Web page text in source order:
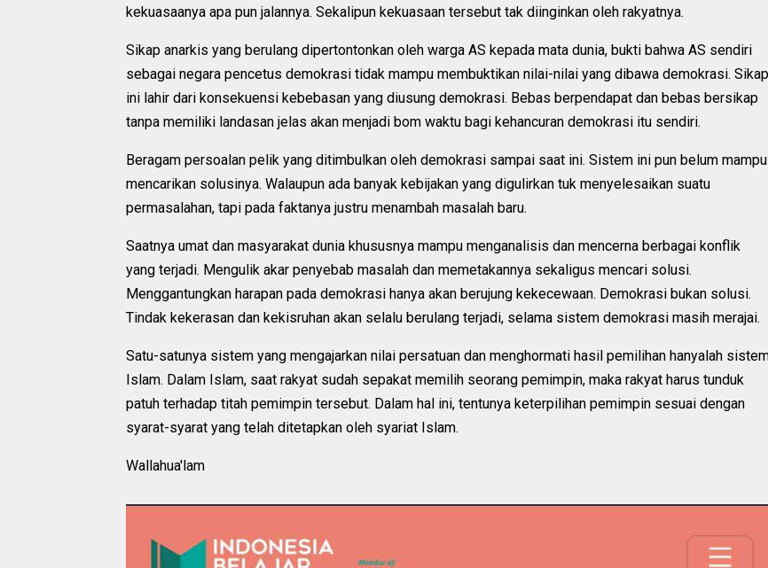
kekuasaanya apa pun jalannya. Sekalipun kekuasaan tersebut tak diinginkan oleh rakyatnya.
Sikap anarkis yang berulang dipertontonkan oleh warga AS kepada mata dunia, bukti bahwa AS sendiri
sebagai negara pencetus demokrasi tidak mampu membuktikan nilai-nilai yang dibawa demokrasi. Sikap
ini lahir dari konsekuensi kebebasan yang diusung demokrasi. Bebas berpendapat dan bebas bersikap
tanpa memiliki landasan jelas akan menjadi bom waktu bagi kehancuran demokrasi itu sendiri.
Beragam persoalan pelik yang ditimbulkan oleh demokrasi sampai saat ini. Sistem ini pun belum mampu
mencarikan solusinya. Walaupun ada banyak kebijakan yang digulirkan tuk menyelesaikan suatu
permasalahan, tapi pada faktanya justru menambah masalah baru.
Saatnya umat dan masyarakat dunia khususnya mampu menganalisis dan mencerna berbagai konflik
yang terjadi. Mengulik akar penyebab masalah dan memetakannya sekaligus mencari solusi.
Menggantungkan harapan pada demokrasi hanya akan berujung kekecewaan. Demokrasi bukan solusi.
Tindak kekerasan dan kekisruhan akan selalu berulang terjadi, selama sistem demokrasi masih merajai.
Satu-satunya sistem yang mengajarkan nilai persatuan dan menghormati hasil pemilihan hanyalah
Islam. Dalam Islam, saat rakyat sudah sepakat memilih seorang pemimpin, maka rakyat harus tunduk
patuh terhadap titah pemimpin tersebut. Dalam hal ini, tentunya keterpilihan pemimpin sesuai dengan
syarat-syarat yang telah ditetapkan oleh syariat Islam.
Wallahua'lam